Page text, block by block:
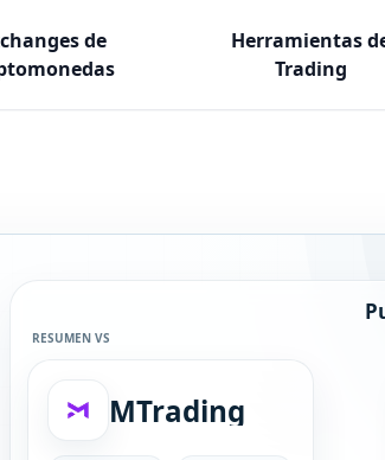
de
Herramientas
Trading
RESUMEN VS
MTrading